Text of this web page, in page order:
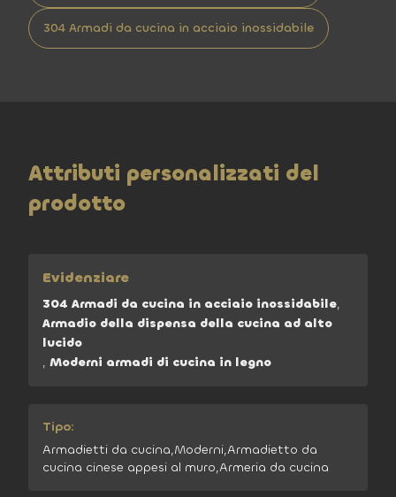
304 Armadi da cucina in acciaio inossidabile
Attributi personalizzati del
prodotto
Evidenziare
304 Armadi da cucina in acciaio inossidabile,
Armadio della dispensa della cucina ad alto
lucido
, Moderni armadi di cucina in legno
Tipo:
Armadietti da cucina,Moderni,Armadietto da
cucina cinese appesi al muro,Armeria da cucina